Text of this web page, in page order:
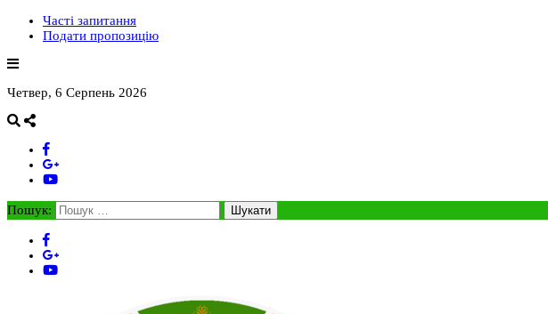
Часті запитання
Подати пропозицію
Четвер, 6 Серпень 2026
Пошук: